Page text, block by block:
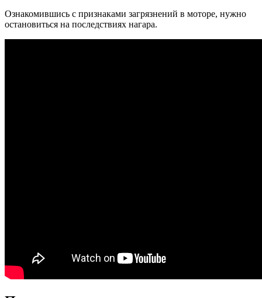
Ознакомившись с признаками загрязнений в моторе, нужно
остановиться на последствиях нагара.